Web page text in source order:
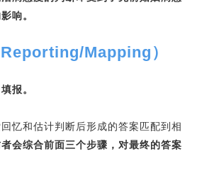
响。
Mapping）
报。
忆和估计判断后形成的答案匹配到相
会综合前面三个步骤，对最终的答案